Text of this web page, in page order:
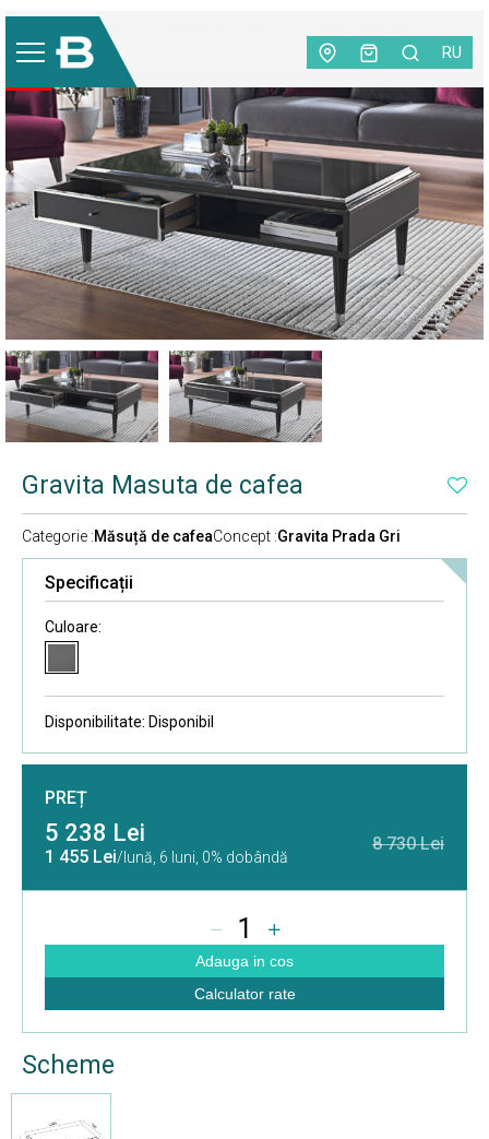
RU
Living
cafea
Gravita Masuta de cafea
Categorie :Măsuță de cafeaConcept :Gravita Prada Gri
Specificații
Culoare:
Disponibilitate: Disponibil
PREȚ
5 238 Lei
1 455 Lei/lună, 6 luni, 0% dobândă
8 730 Lei
1
Adauga in cos
Calculator rate
Scheme